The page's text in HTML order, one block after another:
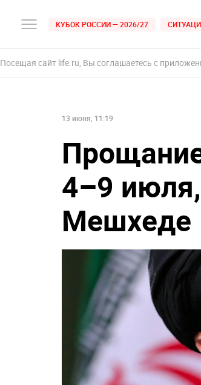
КУБОК РОССИИ — 2026/27
Посещая сайт life.ru, Вы соглашаетесь с
13 июня, 11:19
4–9
Мешхеде